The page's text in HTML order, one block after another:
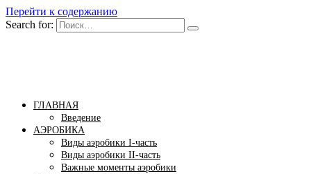
Перейти к содержанию
Search for:
ГЛАВНАЯ
Введение
АЭРОБИКА
Виды аэробики І-часть
Виды аэробики ІІ-часть
Важные моменты аэробики